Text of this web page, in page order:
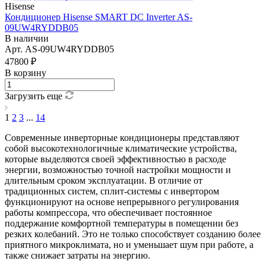
Hisense
Кондиционер Hisense SMART DC Inverter AS-
09UW4RYDDB05
В наличии
Арт. AS-09UW4RYDDB05
47800 ₽
В корзину
Загрузить еще
1 2 3 ... 14
Современные инверторные кондиционеры представляют
собой высокотехнологичные климатические устройства,
которые выделяются своей эффективностью в расходе
энергии, возможностью точной настройки мощности и
длительным сроком эксплуатации. В отличие от
традиционных систем, сплит-системы с инвертором
функционируют на основе непрерывного регулирования
работы компрессора, что обеспечивает постоянное
поддержание комфортной температуры в помещении без
резких колебаний. Это не только способствует созданию более
приятного микроклимата, но и уменьшает шум при работе, а
также снижает затраты на энергию.